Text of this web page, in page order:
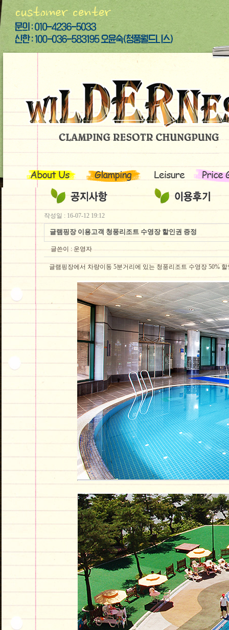
작성일 : 16-07-12 19:12
글램핑장 이용고객 청풍리조트 수영장 할인권 증정
글쓴이 : 운영자
글램핑장에서 차량이동 5분거리에 있는 청풍리조트 수영장 50%